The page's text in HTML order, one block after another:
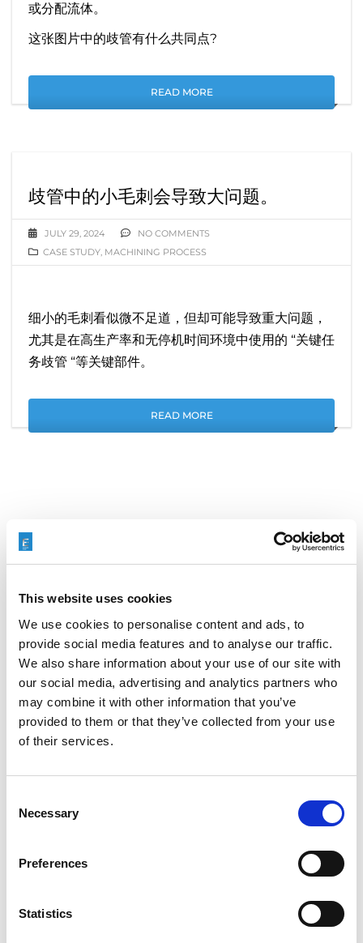
This website uses cookies
We use cookies to personalise content and ads, to
provide social media features and to analyse our traffic.
We also share information about your use of our site with
our social media, advertising and analytics partners who
may combine it with other information that you’ve
provided to them or that they’ve collected from your use
of their services.
Selection
Necessary
Preferences
Statistics
或分配流体。
这张图片中的歧管有什么共同点?
READ MORE
歧管中的小毛刺会导致大问题。
JULY 29, 2024
NO COMMENTS
CASE STUDY, MACHINING PROCESS
细小的毛刺看似微不足道，但却可能导致重大问题，
尤其是在高生产率和无停机时间环境中使用的 “关键任
务歧管 “等关键部件。
READ MORE
搜索
最新文章
EXTRUDE HONE 如何重新定义一级方程式赛车的性能极
限